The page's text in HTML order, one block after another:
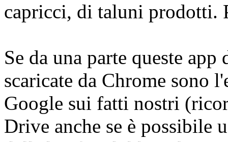
capricci, di taluni prodotti.
Se da una parte queste
scaricate da Chrome sono
Google sui fatti nostri
Drive anche se è possibile